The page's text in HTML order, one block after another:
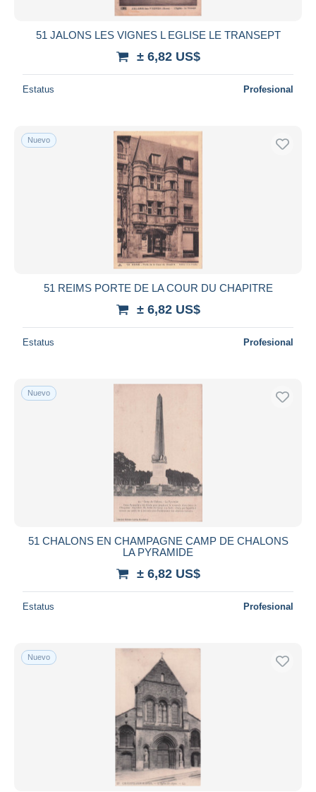
51 JALONS LES VIGNES L EGLISE LE TRANSEPT
± 6,82 US$
Estatus Profesional
Nuevo
51 REIMS PORTE DE LA COUR DU CHAPITRE
± 6,82 US$
Estatus Profesional
Nuevo
51 CHALONS EN CHAMPAGNE CAMP DE CHALONS
LA PYRAMIDE
± 6,82 US$
Estatus Profesional
Nuevo